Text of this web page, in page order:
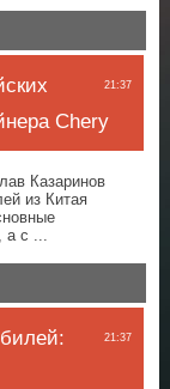
21:37
Chery
Казаринов
из Китая
с ...
21:37